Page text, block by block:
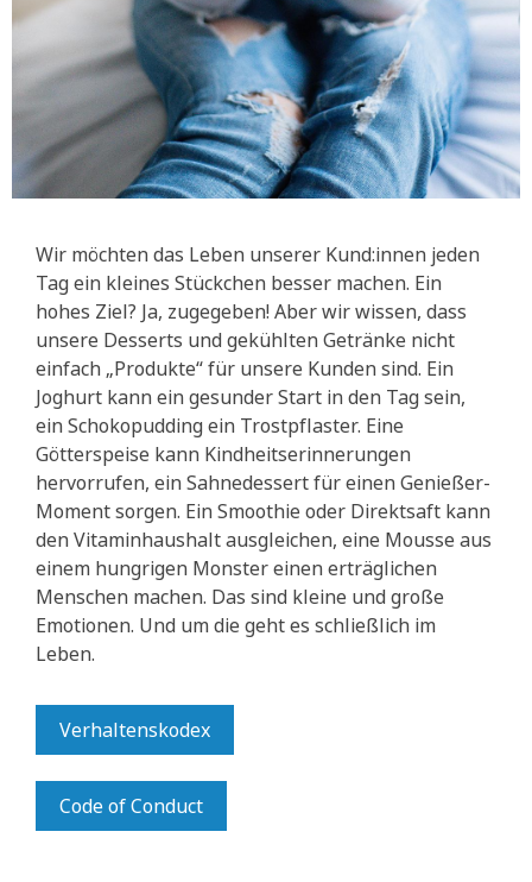
Wir möchten das Leben unserer Kund:innen jeden
Tag ein kleines Stückchen besser machen. Ein
hohes Ziel? Ja, zugegeben! Aber wir wissen, dass
unsere Desserts und gekühlten Getränke nicht
einfach „Produkte“ für unsere Kunden sind. Ein
Joghurt kann ein gesunder Start in den Tag sein,
ein Schokopudding ein Trostpflaster. Eine
Götterspeise kann Kindheitserinnerungen
hervorrufen, ein Sahnedessert für einen Genießer-
Moment sorgen. Ein Smoothie oder Direktsaft kann
den Vitaminhaushalt ausgleichen, eine Mousse aus
einem hungrigen Monster einen erträglichen
Menschen machen. Das sind kleine und große
Emotionen. Und um die geht es schließlich im
Leben.
Verhaltenskodex
Code of Conduct